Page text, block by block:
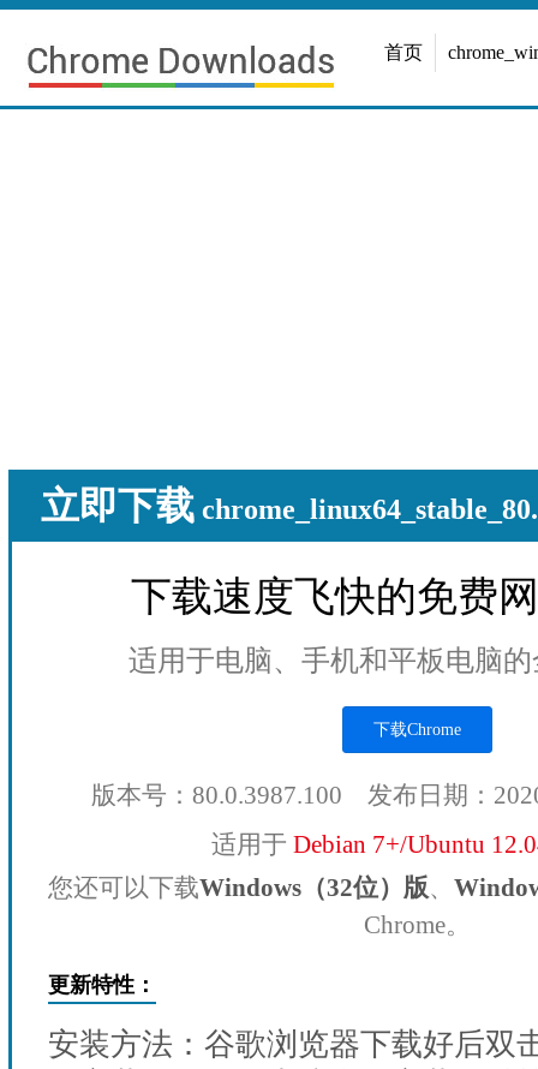
首页
立即下载
下载速度飞快的免费
适用于电脑、手机和平板电脑
下载Chrome
版本号：80.0.3987.100 发布日期：
适用于 Debian 7+/Ubuntu
您还可以下载Windows（32位）版、
Chrome。
更新特性：
安装方法：谷歌浏览器下载好后双